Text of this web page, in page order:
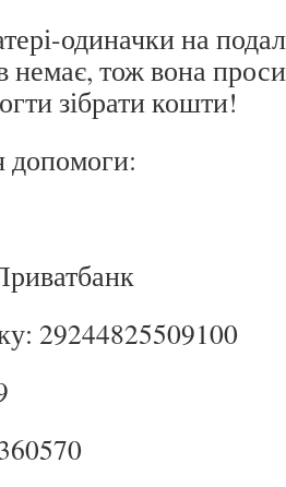
одиначки на
немає, тож вона
зібрати кошти!
допомоги:
29244825509100